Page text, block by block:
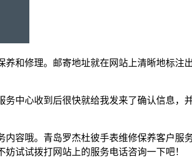
和修理。邮寄地址就在网站上清晰地标
中心收到后很快就给我发来了确认信息
容哦。青岛罗杰杜彼手表维修保养客户
试试拨打网站上的服务电话咨询一下吧！